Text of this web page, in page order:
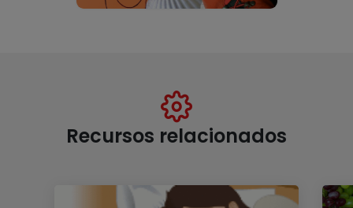
Recursos relacionados